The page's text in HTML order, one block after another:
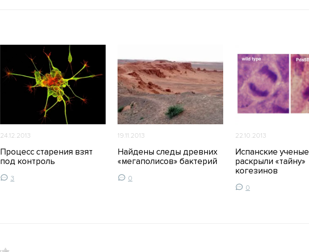
24.12.2013
Процесс старения взят
под контроль
3
19.11.2013
Найдены следы древних
«мегаполисов» бактерий
0
22.10.2013
Испанские ученые
раскрыли «тайну»
когезинов
0